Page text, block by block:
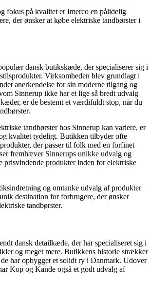
fokus på kvalitet er Imerco en pålidelig
der ønsker at købe elektriske tandbørster i
dansk butikskæde, der specialiserer sig i
Virksomheden blev grundlagt i
anerkendelse for sin moderne tilgang og
Sinnerup ikke har et lige så bredt udvalg
er de bestemt et værdifuldt stop, når du
tandbørster hos Sinnerup kan variere, er
kvalitet tydeligt. Butikken tilbyder ofte
der passer til folk med en forfinet
fremhæver Sinnerups unikke udvalg og
prisvindende produkter inden for elektriske
og omtanke udvalg af produkter
destination for forbrugere, der ønsker
tandbørster.
dansk detailkæde, der har specialiseret sig i
og meget mere. Butikkens historie strækker
har opbygget et solidt ry i Danmark. Udover
Kop og Kande også et godt udvalg af